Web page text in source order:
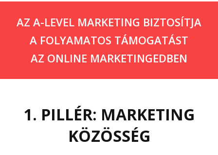
AZ A-LEVEL MARKETING BIZTOSÍTJA
A FOLYAMATOS TÁMOGATÁST
AZ ONLINE MARKETINGEDBEN
1. PILLÉR: MARKETING
KÖZÖSSÉG